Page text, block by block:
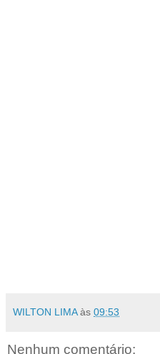
WILTON LIMA às 09:53
Nenhum comentário: